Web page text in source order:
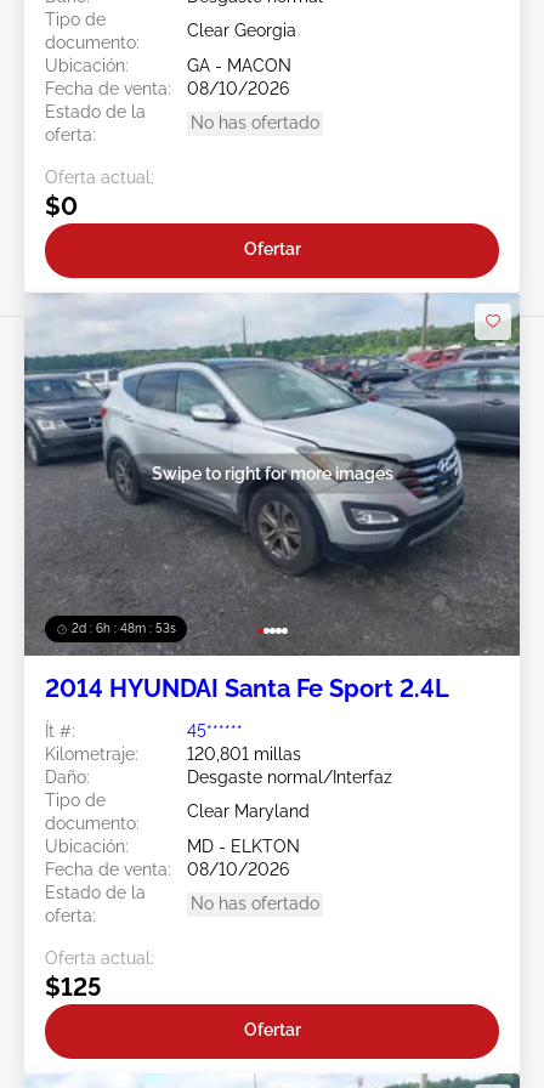
Tipo de
documento:
Clear Georgia
Ubicación:
GA - MACON
Fecha de venta:
08/10/2026
Estado de la
oferta:
No has ofertado
Oferta actual:
$0
Ofertar
2d : 6h : 48m : 51s
Swipe to right for more images
2014 HYUNDAI Santa Fe Sport 2.4L
Ít #:
45******
Kilometraje:
120,801 millas
Daño:
Desgaste normal/Interfaz
Tipo de
documento:
Clear Maryland
Ubicación:
MD - ELKTON
Fecha de venta:
08/10/2026
Estado de la
oferta:
No has ofertado
Oferta actual:
$125
Ofertar